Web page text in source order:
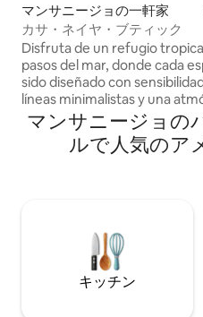
マンサニージョの一軒家
カサ・ネイヤ・ブティック
Disfruta de un refugio
pasos del mar, donde cada
sido diseñado con
líneas minimalistas y una
calma y sofisticación. 🛏️ Habitaciones
amplias con un estilo
impecable 🧘‍♀️ Ideal para
Perfecto para parejas,
exigentes y amantes del
マンサニージョの
ルで人気のア
キッチン